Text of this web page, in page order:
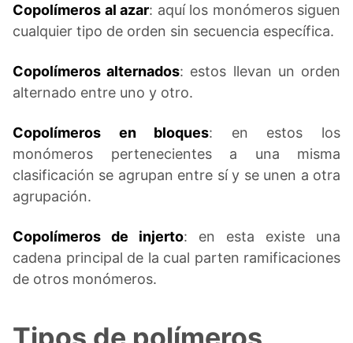
Copolímeros al azar: aquí los monómeros siguen
cualquier tipo de orden sin secuencia específica.
Copolímeros alternados: estos llevan un orden
alternado entre uno y otro.
Copolímeros en bloques: en estos los
monómeros pertenecientes a una misma
clasificación se agrupan entre sí y se unen a otra
agrupación.
Copolímeros de injerto: en esta existe una
cadena principal de la cual parten ramificaciones
de otros monómeros.